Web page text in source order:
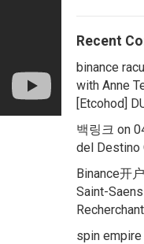
Recent
binance
with Anne
[Etcohod]
백링크 on
del Destino
Binance开户
Saint-